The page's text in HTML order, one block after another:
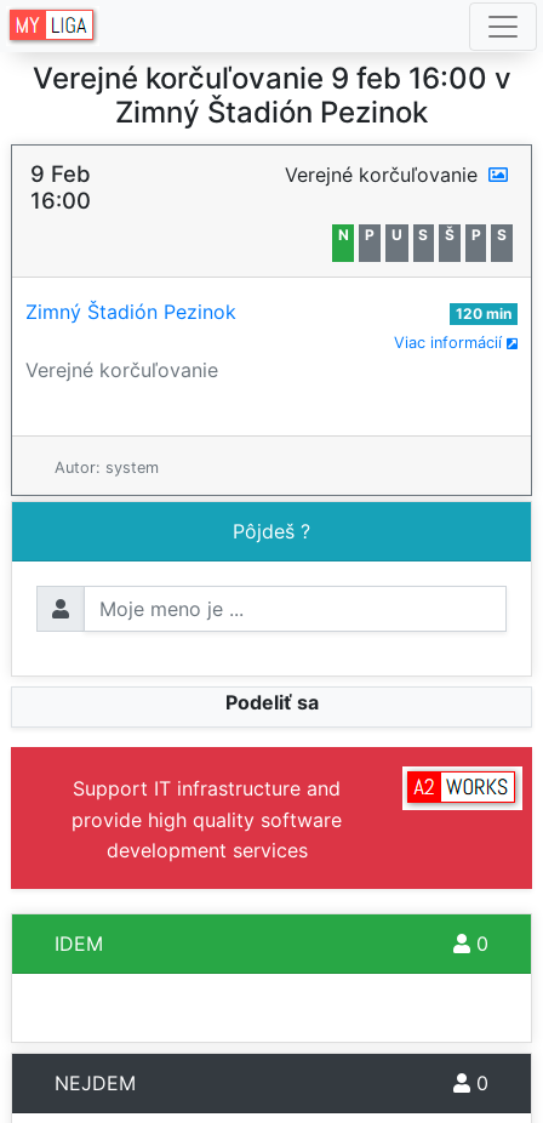
Verejné korčuľovanie 9 feb 16:00 v
Zimný Štadión Pezinok
9 Feb
16:00
Verejné korčuľovanie
N P U S Š P S
Zimný Štadión Pezinok
120 min
Viac informácií
Verejné korčuľovanie
Autor: system
Pôjdeš ?
Podeliť sa
Support IT infrastructure and
provide high quality software
development services
IDEM 0
NEJDEM 0